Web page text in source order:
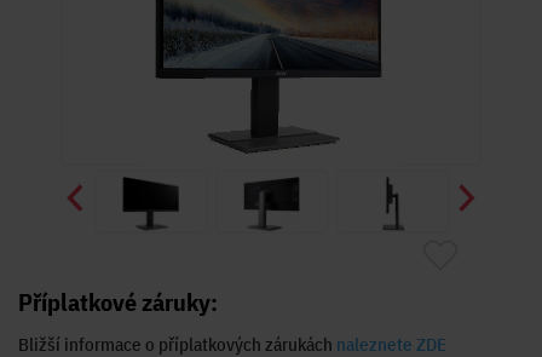
Příplatkové záruky:
Bližší informace o příplatkových zárukách naleznete ZDE